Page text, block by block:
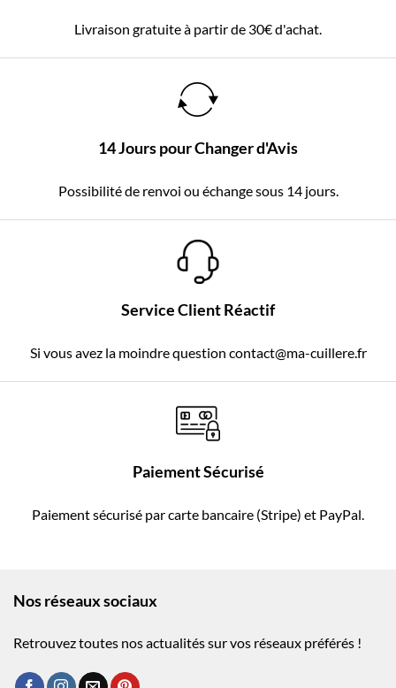
Livraison gratuite à partir de 30€ d'achat.
14 Jours pour Changer d'Avis
Possibilité de renvoi ou échange sous 14 jours.
Service Client Réactif
Si vous avez la moindre question contact@ma-cuillere.fr
Paiement Sécurisé
Paiement sécurisé par carte bancaire (Stripe) et PayPal.
Nos réseaux sociaux
Retrouvez toutes nos actualités sur vos réseaux préférés !